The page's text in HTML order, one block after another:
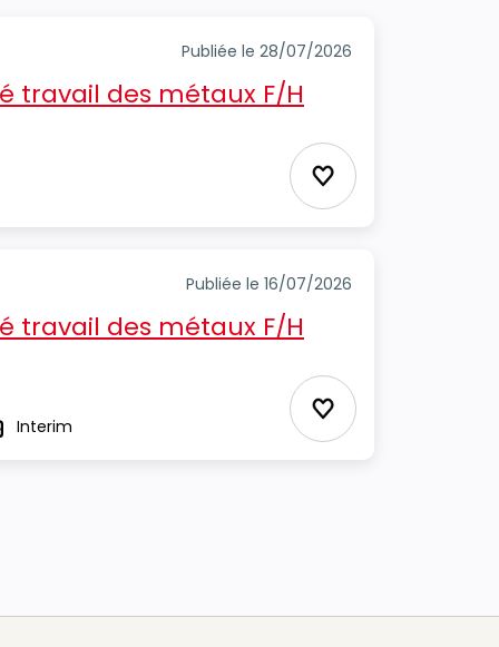
Publiée le 28/07/2026
travail des métaux F/H
Ajouter aux
Publiée le 16/07/2026
travail des métaux F/H
Interim Ajouter aux